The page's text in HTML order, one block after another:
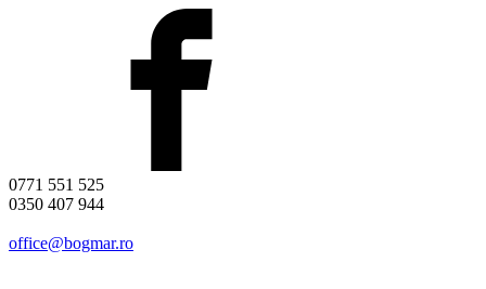
0771 551 525
0350 407 944
office@bogmar.ro